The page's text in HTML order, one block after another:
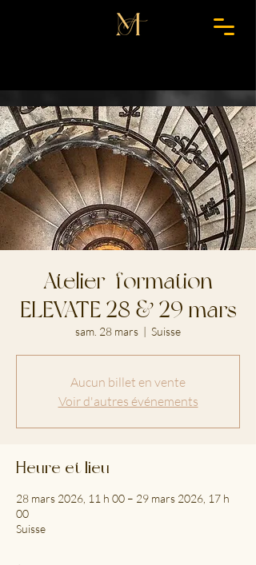
Atelier-formation
ELEVATE 28 & 29 mars
sam. 28 mars
  |
Suisse
Aucun billet en vente
Voir d'autres événements
Heure et lieu
28 mars 2026, 11 h 00 – 29 mars 2026, 17 h
00
Suisse